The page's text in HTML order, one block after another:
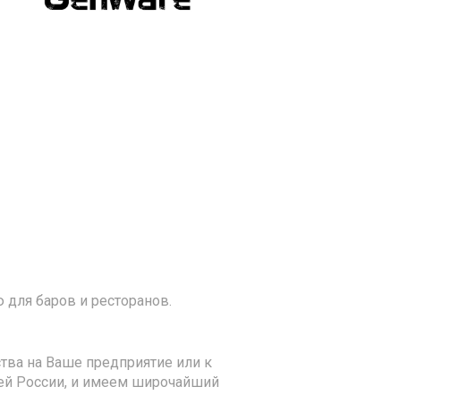
баров и ресторанов.
на Ваше предприятие или к
России, и имеем широчайший